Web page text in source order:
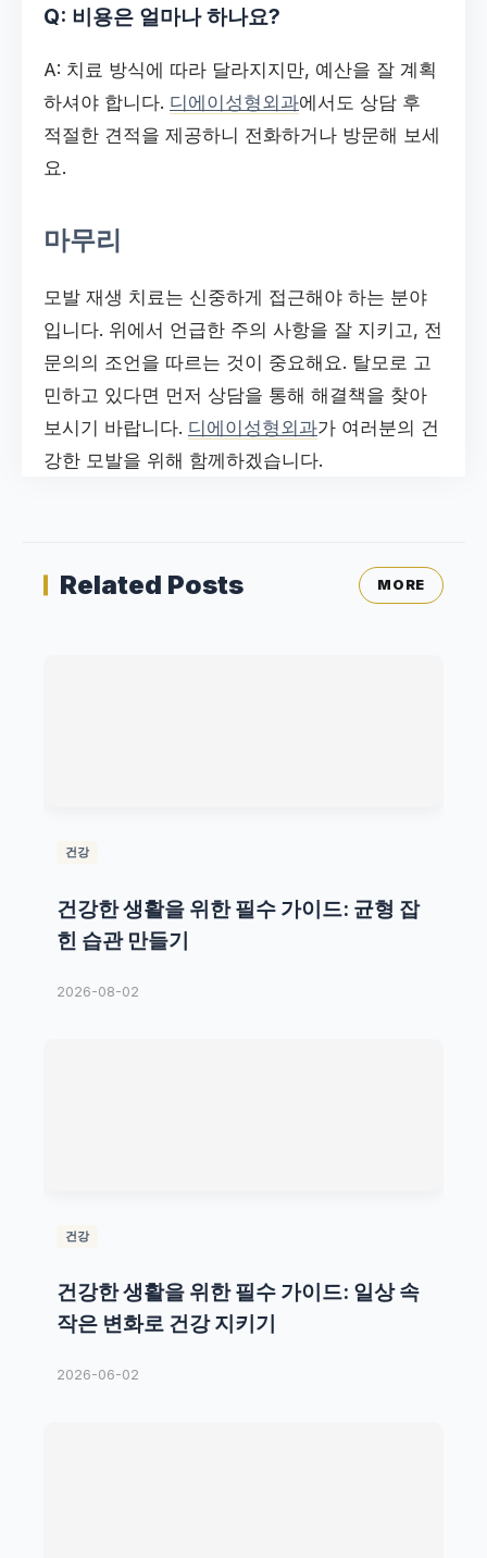
Q: 비용은 얼마나 하나요?
A: 치료 방식에 따라 달라지지만, 예산을 잘 계획
하셔야 합니다. 디에이성형외과에서도 상담 후
적절한 견적을 제공하니 전화하거나 방문해 보세
요.
마무리
모발 재생 치료는 신중하게 접근해야 하는 분야
입니다. 위에서 언급한 주의 사항을 잘 지키고, 전
문의의 조언을 따르는 것이 중요해요. 탈모로 고
민하고 있다면 먼저 상담을 통해 해결책을 찾아
보시기 바랍니다. 디에이성형외과가 여러분의 건
강한 모발을 위해 함께하겠습니다.
Related Posts MORE
건강
건강한 생활을 위한 필수 가이드: 균형 잡
힌 습관 만들기
2026-08-02
건강
건강한 생활을 위한 필수 가이드: 일상 속
작은 변화로 건강 지키기
2026-06-02